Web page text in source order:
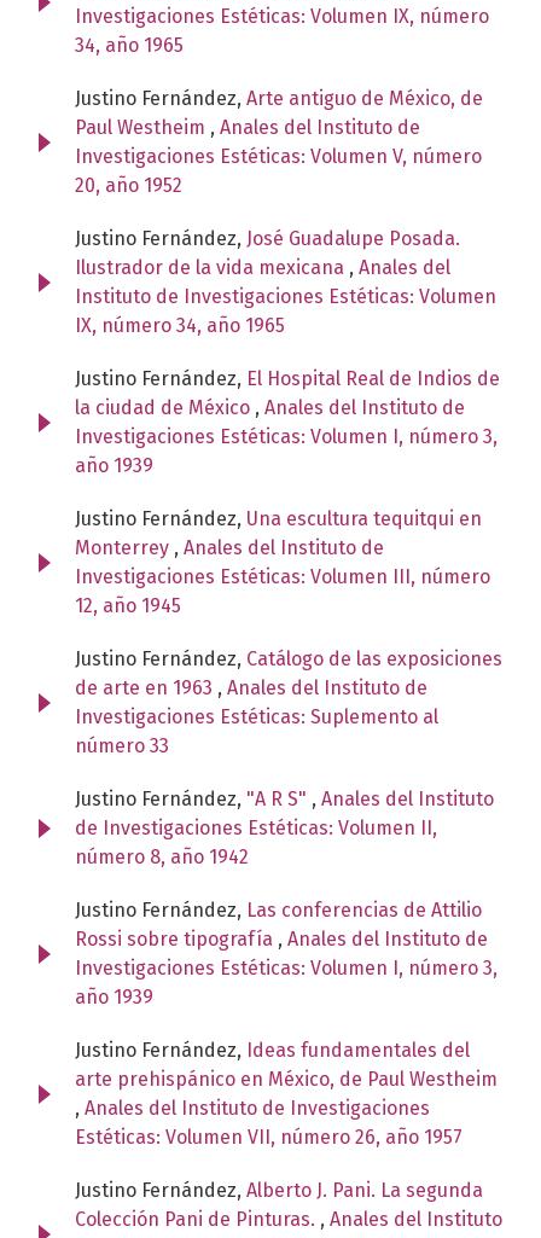
Investigaciones Estéticas: Volumen IX, número
34, año 1965
Justino Fernández, Arte antiguo de México, de
Paul Westheim , Anales del Instituto de
Investigaciones Estéticas: Volumen V, número
20, año 1952
Justino Fernández, José Guadalupe Posada.
Ilustrador de la vida mexicana , Anales del
Instituto de Investigaciones Estéticas: Volumen
IX, número 34, año 1965
Justino Fernández, El Hospital Real de Indios de
la ciudad de México , Anales del Instituto de
Investigaciones Estéticas: Volumen I, número 3,
año 1939
Justino Fernández, Una escultura tequitqui en
Monterrey , Anales del Instituto de
Investigaciones Estéticas: Volumen III, número
12, año 1945
Justino Fernández, Catálogo de las exposiciones
de arte en 1963 , Anales del Instituto de
Investigaciones Estéticas: Suplemento al
número 33
Justino Fernández, "A R S" , Anales del Instituto
de Investigaciones Estéticas: Volumen II,
número 8, año 1942
Justino Fernández, Las conferencias de Attilio
Rossi sobre tipografía , Anales del Instituto de
Investigaciones Estéticas: Volumen I, número 3,
año 1939
Justino Fernández, Ideas fundamentales del
arte prehispánico en México, de Paul Westheim
, Anales del Instituto de Investigaciones
Estéticas: Volumen VII, número 26, año 1957
Justino Fernández, Alberto J. Pani. La segunda
Colección Pani de Pinturas. , Anales del Instituto